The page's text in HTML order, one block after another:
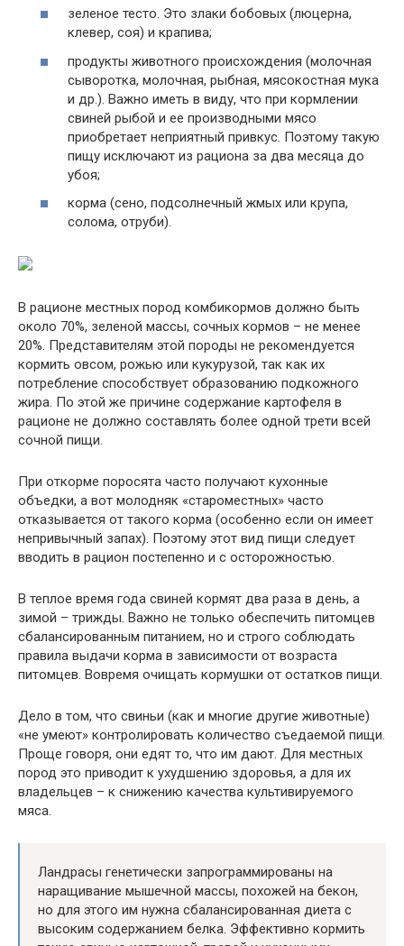
зеленое тесто. Это злаки бобовых (люцерна,
клевер, соя) и крапива;
продукты животного происхождения (молочная
сыворотка, молочная, рыбная, мясокостная мука
и др.). Важно иметь в виду, что при кормлении
свиней рыбой и ее производными мясо
приобретает неприятный привкус. Поэтому такую ​​
пищу исключают из рациона за два месяца до
убоя;
корма (сено, подсолнечный жмых или крупа,
солома, отруби).
В рационе местных пород комбикормов должно быть
около 70%, зеленой массы, сочных кормов – не менее
20%. Представителям этой породы не рекомендуется
кормить овсом, рожью или кукурузой, так как их
потребление способствует образованию подкожного
жира. По этой же причине содержание картофеля в
рационе не должно составлять более одной трети всей
сочной пищи.
При откорме поросята часто получают кухонные
объедки, а вот молодняк «староместных» часто
отказывается от такого корма (особенно если он имеет
непривычный запах). Поэтому этот вид пищи следует
вводить в рацион постепенно и с осторожностью.
В теплое время года свиней кормят два раза в день, а
зимой – трижды. Важно не только обеспечить питомцев
сбалансированным питанием, но и строго соблюдать
правила выдачи корма в зависимости от возраста
питомцев. Вовремя очищать кормушки от остатков пищи.
Дело в том, что свиньи (как и многие другие животные)
«не умеют» контролировать количество съедаемой пищи.
Проще говоря, они едят то, что им дают. Для местных
пород это приводит к ухудшению здоровья, а для их
владельцев – к снижению качества культивируемого
мяса.
Ландрасы генетически запрограммированы на
наращивание мышечной массы, похожей на бекон,
но для этого им нужна сбалансированная диета с
высоким содержанием белка. Эффективно кормить